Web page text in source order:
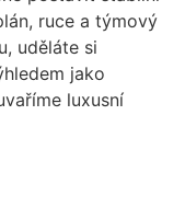
ruce a týmový
uděláte si
jako
luxusní